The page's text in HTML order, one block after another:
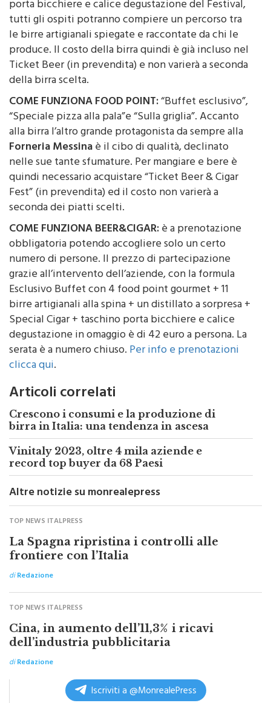
porta bicchiere e calice degustazione del Festival,
tutti gli ospiti potranno compiere un percorso tra
le birre artigianali spiegate e raccontate da chi le
produce. Il costo della birra quindi è già incluso nel
Ticket Beer (in prevendita) e non varierà a seconda
della birra scelta.
COME FUNZIONA FOOD POINT:“Buffet esclusivo”,
“Speciale pizza alla pala”e “Sulla griglia”. Accanto
alla birra l’altro grande protagonista da sempre alla
Forneria Messinaè il cibo di qualità, declinato
nelle sue tante sfumature. Per mangiare e bere è
quindi necessario acquistare “Ticket Beer & Cigar
Fest” (in prevendita) ed il costo non varierà a
seconda dei piatti scelti.
COME FUNZIONA BEER&CIGAR:è a prenotazione
obbligatoria potendo accogliere solo un certo
numero di persone. Il prezzo di partecipazione
grazie all’intervento dell’aziende, con la formula
Esclusivo Buffet con 4 food point gourmet + 11
birre artigianali alla spina + un distillato a sorpresa +
Special Cigar + taschino porta bicchiere e calice
degustazione in omaggio è di 42 euro a persona. La
serata è a numero chiuso.Per info e prenotazioni
clicca qui.
Articoli correlati
Crescono i consumi e la produzione di
birra in Italia: una tendenza in ascesa
Vinitaly 2023, oltre 4 mila aziende e
record top buyer da 68 Paesi
Altre notizie su monrealepress
TOP NEWS ITALPRESS
La Spagna ripristina i controlli alle
frontiere con l’Italia
diRedazione
TOP NEWS ITALPRESS
Cina, in aumento dell’11,3% i ricavi
dell’industria pubblicitaria
diRedazione
Iscriviti a @MonrealePress